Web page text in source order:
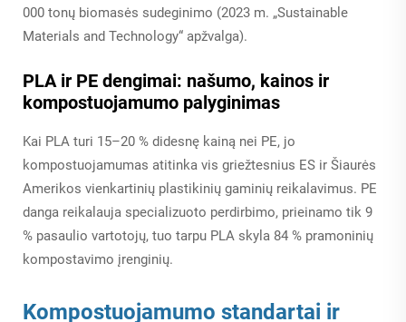
000 tonų biomasės sudeginimo (2023 m. „Sustainable
Materials and Technology“ apžvalga).
PLA ir PE dengimai: našumo, kainos ir
kompostuojamumo palyginimas
Kai PLA turi 15–20 % didesnę kainą nei PE, jo
kompostuojamumas atitinka vis griežtesnius ES ir Šiaurės
Amerikos vienkartinių plastikinių gaminių reikalavimus. PE
danga reikalauja specializuoto perdirbimo, prieinamo tik 9
% pasaulio vartotojų, tuo tarpu PLA skyla 84 % pramoninių
kompostavimo įrenginių.
Kompostuojamumo standartai ir